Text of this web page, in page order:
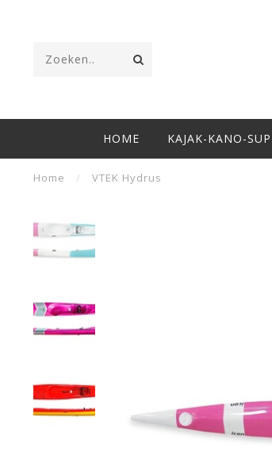
HOME KAJAK-KANO-SUP
Home / VTEK Hydrus